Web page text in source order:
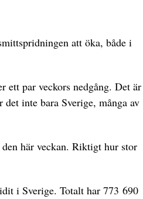
att öka, både i
ett par veckors nedgång. Det är
inte bara Sverige, många av
här veckan. Riktigt hur stor
i Sverige. Totalt har 773 690